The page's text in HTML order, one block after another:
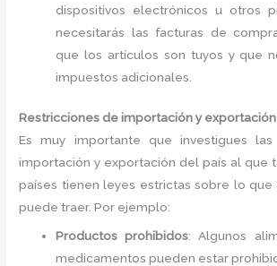
dispositivos electrónicos u otros
necesitarás las facturas de
que los artículos son tuyos y que
impuestos adicionales.
Restricciones de importación y exportación
Es muy importante que investigues
importación y exportación del país al que
países tienen leyes estrictas sobre lo
puede traer. Por ejemplo:
Productos prohibidos: Algunos
medicamentos pueden estar